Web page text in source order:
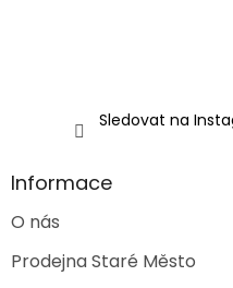
Sledovat na
Informace
O nás
Prodejna Staré Město